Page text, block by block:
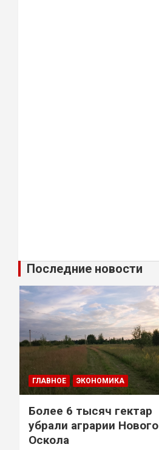
Последние новости
ГЛАВНОЕ ЭКОНОМИКА
Более 6 тысяч гектар
убрали аграрии Нового
Оскола